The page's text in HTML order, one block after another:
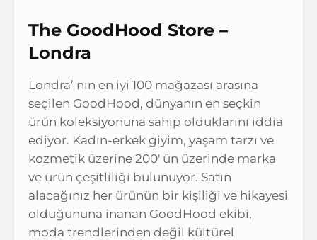
The GoodHood Store –
Londra
Londra’ nın en iyi 100 mağazası arasına
seçilen GoodHood, dünyanın en seçkin
ürün koleksiyonuna sahip olduklarını iddia
ediyor. Kadın-erkek giyim, yaşam tarzı ve
kozmetik üzerine 200′ ün üzerinde marka
ve ürün çeşitliliği bulunuyor. Satın
alacağınız her ürünün bir kişiliği ve hikayesi
olduğununa inanan GoodHood ekibi,
moda trendlerinden değil kültürel